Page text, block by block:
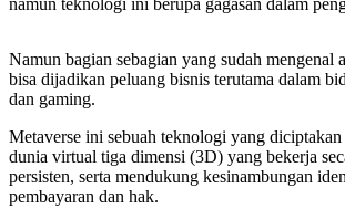
Namun bagian sebagian yang sudah mengenal
bisa dijadikan peluang bisnis terutama dalam
dan gaming.
Metaverse ini sebuah teknologi yang diciptakan
dunia virtual tiga dimensi (3D) yang bekerja
persisten, serta mendukung kesinambungan
pembayaran dan hak.